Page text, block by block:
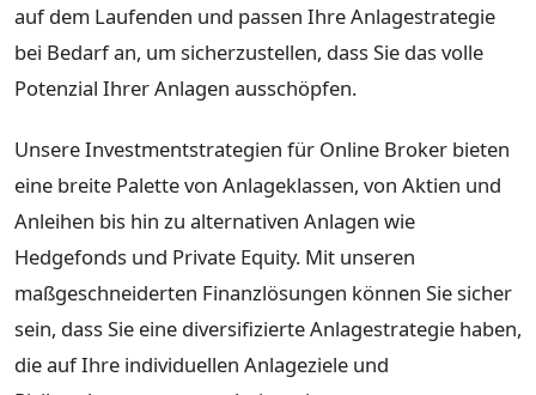
auf dem Laufenden und passen Ihre Anlagestrategie
bei Bedarf an, um sicherzustellen, dass Sie das volle
Potenzial Ihrer Anlagen ausschöpfen.
Unsere Investmentstrategien für Online Broker bieten
eine breite Palette von Anlageklassen, von Aktien und
Anleihen bis hin zu alternativen Anlagen wie
Hedgefonds und Private Equity. Mit unseren
maßgeschneiderten Finanzlösungen können Sie sicher
sein, dass Sie eine diversifizierte Anlagestrategie haben,
die auf Ihre individuellen Anlageziele und